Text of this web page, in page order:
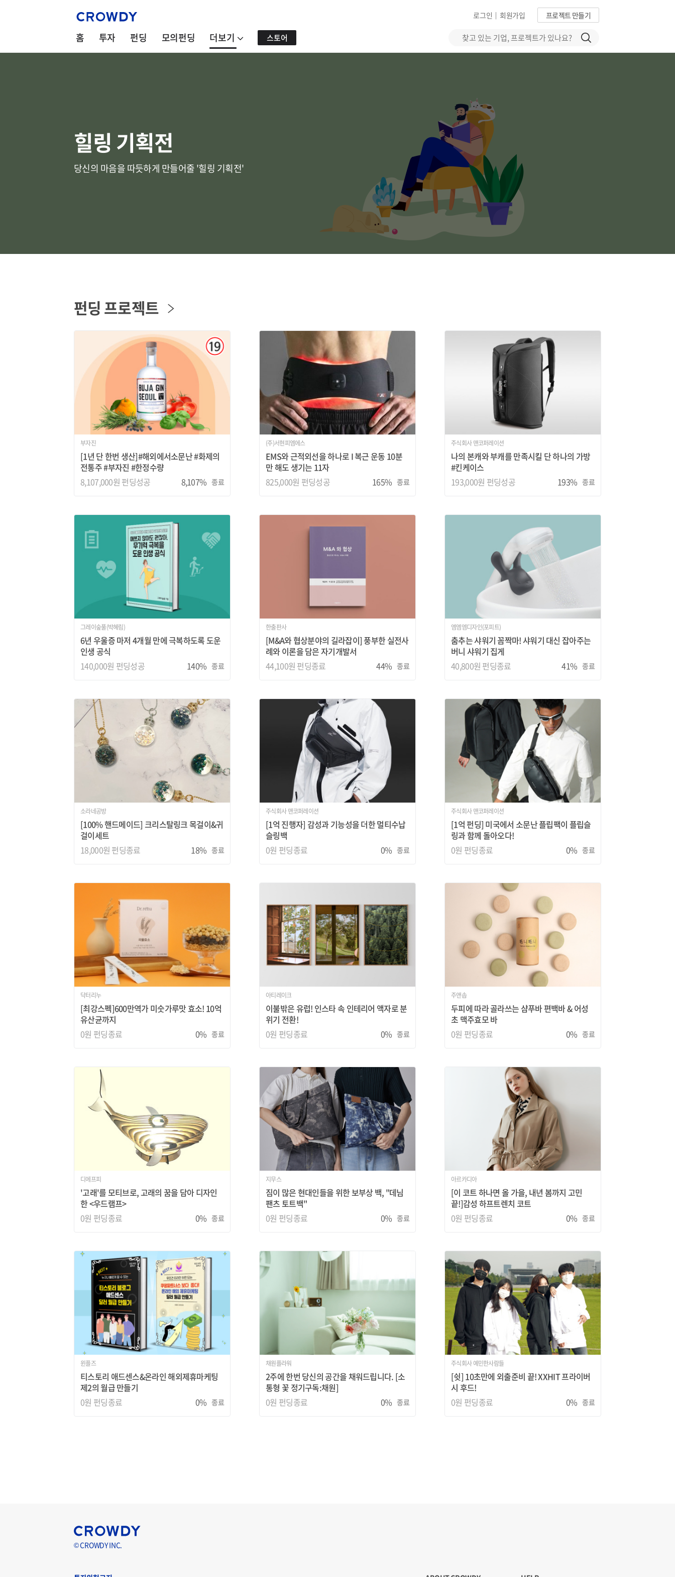
프로젝트 만들기
회원가입
|
로그인
홈 투자 펀딩 모의펀딩 더보기 스토어
힐링 기획전
당신의 마음을 따듯하게 만들어줄 '힐링 기획전'
펀딩 프로젝트
부자진
[1년 단 한번 생산]#해외에서소문난 #화제의
전통주 #부자진 #한정수량
8,107,000원 펀딩성공
종료
8,107%
(주)서현피엠에스
EMS와 근적외선을 하나로 I 복근 운동 10분
만 해도 생기는 11자
825,000원 펀딩성공
종료
165%
주식회사 맨코퍼레이션
나의 본캐와 부캐를 만족시킬 단 하나의 가방
#킨케이스
193,000원 펀딩성공
종료
193%
그레이숲풀(박혜림)
6년 우울증 마저 4개월 만에 극복하도록 도운
인생 공식
140,000원 펀딩성공
종료
140%
한출판사
[M&A와 협상분야의 길라잡이] 풍부한 실전사
례와 이론을 담은 자기개발서
44,100원 펀딩종료 종료
44%
엠엠엠디자인(포피트)
춤추는 샤워기 꼼짝마! 샤워기 대신 잡아주는
버니 샤워기 집게
40,800원 펀딩종료 종료
41%
소라네공방
[100% 핸드메이드] 크리스탈링크 목걸이&귀
걸이세트
18,000원 펀딩종료 종료
18%
주식회사 맨코퍼레이션
[1억 진행자] 감성과 기능성을 더한 멀티수납
슬링백
0원 펀딩종료 종료
0%
주식회사 맨코퍼레이션
[1억 펀딩] 미국에서 소문난 플립팩이 플립슬
링과 함께 돌아오다!
0원 펀딩종료 종료
0%
닥터리누
[최강스펙]600만역가 미숫가루맛 효소! 10억
유산균까지
0원 펀딩종료 종료
0%
아티레이크
이불밖은 유럽! 인스타 속 인테리어 액자로 분
위기 전환!
0원 펀딩종료 종료
0%
주앤솝
두피에 따라 골라쓰는 샴푸바 편백바 & 어성
초 맥주효모 바
0원 펀딩종료 종료
0%
디에프피
'고래'를 모티브로, 고래의 꿈을 담아 디자인
한 <우드램프>
0원 펀딩종료 종료
0%
지무스
짐이 많은 현대인들을 위한 보부상 백, "데님
팬츠 토트백"
0원 펀딩종료 종료
0%
아르카디아
[이 코트 하나면 올 가을, 내년 봄까지 고민
끝!]감성 하프트렌치 코트
0원 펀딩종료 종료
0%
윈플즈
티스토리 애드센스&온라인 해외제휴마케팅
제2의 월급 만들기
0원 펀딩종료 종료
0%
채원플라워
2주에 한번 당신의 공간을 채워드립니다. [소
통형 꽃 정기구독:채원]
0원 펀딩종료 종료
0%
주식회사 예민한사람들
[쉿] 10초만에 외출준비 끝! XXHIT 프라이버
시 후드!
0원 펀딩종료 종료
0%
© CROWDY INC.